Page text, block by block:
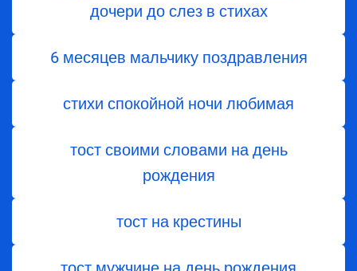
дочери до слез в стихах
6 месяцев мальчику поздравления
стихи спокойной ночи любимая
тост своими словами на день
рождения
тост на крестины